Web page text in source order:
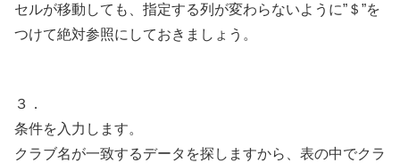
セルが移動しても、指定する列が変わらないように”＄”を
つけて絶対参照にしておきましょう。
３．
条件を入力します。
クラブ名が一致するデータを探しますから、表の中でクラ